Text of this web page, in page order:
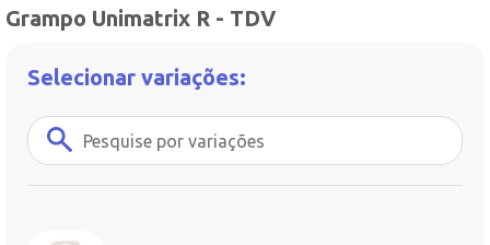
Grampo Unimatrix R - TDV
Selecionar variações: